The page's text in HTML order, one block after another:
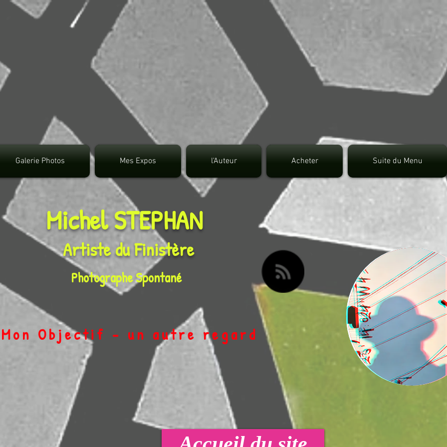
google.com, pub-3495372942191315, DIRECT, f08c47fec0942fa0
Galerie Photos Mes Expos l'Auteur Acheter Suite du Menu
Michel STEPHAN
Artiste duFinistère
Photographe Spontané
Objectif - un autre regard